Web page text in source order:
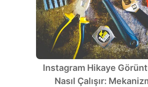
Instagram Hikaye
Nasıl Çalışır: